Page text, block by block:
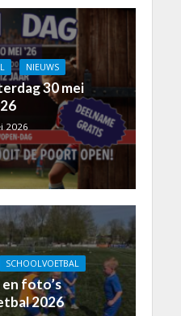
NIEUWS
30 mei
2026
SCHOOLVOETBAL
foto’s
2026